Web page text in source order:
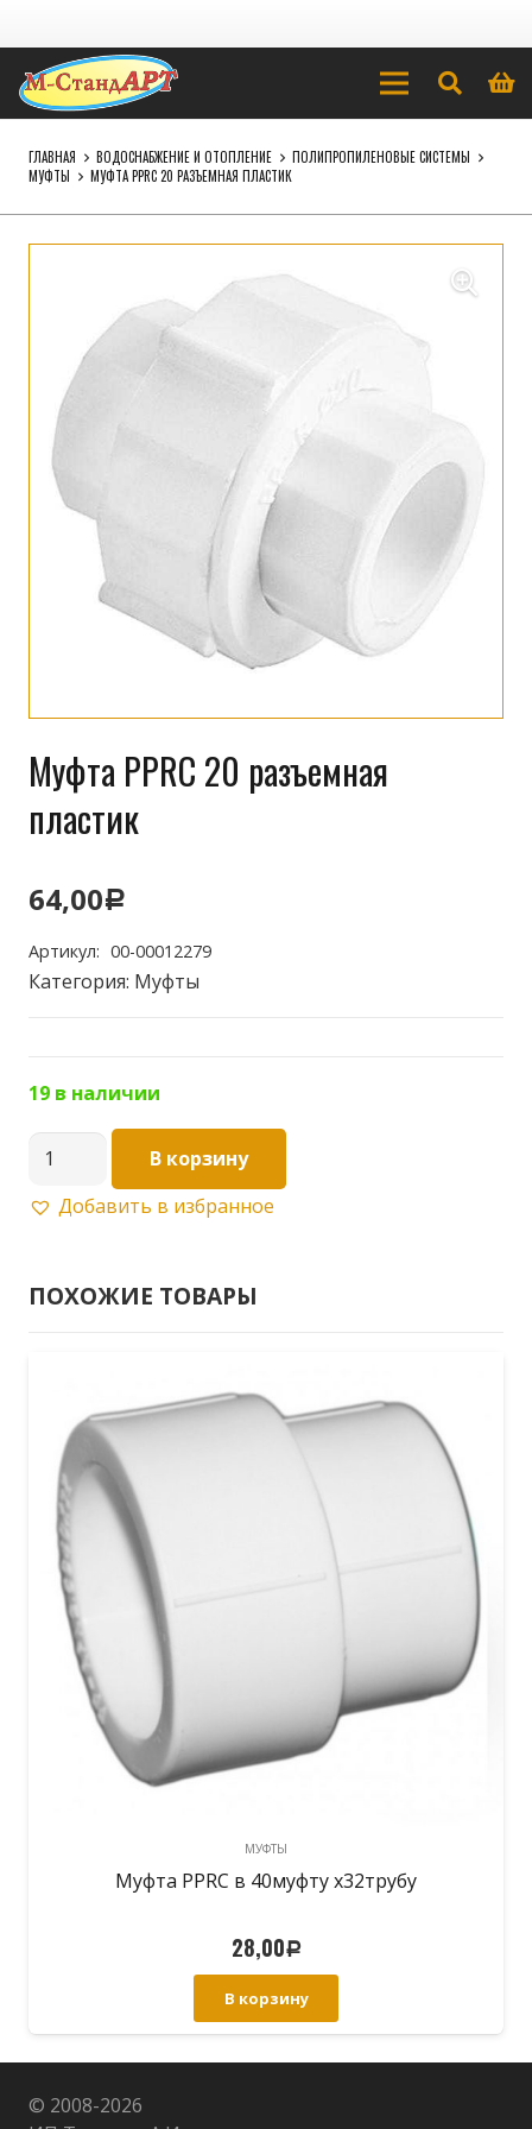
ГЛАВНАЯ ВОДОСНАБЖЕНИЕ И ОТОПЛЕНИЕ
ПОЛИПРОПИЛЕНОВЫЕ СИСТЕМЫ
МУФТЫ
МУФТА PPRC 20 РАЗЪЕМНАЯ ПЛАСТИК
Муфта PPRC 20 разъемная
пластик
64,00Р
Артикул: 00-00012279
Категория: Муфты
19 в наличии
Количество
Муфта
В корзину
Добавить в избранное
ПОХОЖИЕ ТОВАРЫ
МУФТЫ
Муфта PPRC в 40муфту х32трубу
28,00Р
В корзину
© 2008-2026